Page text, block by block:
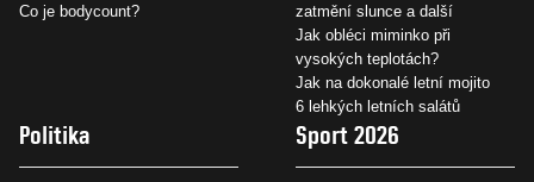
Co je bodycount?
zatmění slunce a další
Jak obléci miminko při
vysokých teplotách?
Jak na dokonalé letní mojito
6 lehkých letních salátů
Politika Sport 2026